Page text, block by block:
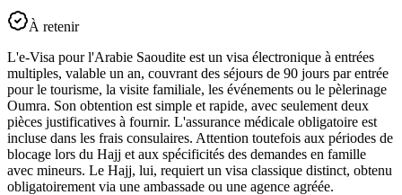
À retenir
L'e-Visa pour l'Arabie Saoudite est un visa électronique à entrées
multiples, valable un an, couvrant des séjours de 90 jours par entrée
pour le tourisme, la visite familiale, les événements ou le pèlerinage
Oumra. Son obtention est simple et rapide, avec seulement deux
pièces justificatives à fournir. L'assurance médicale obligatoire est
incluse dans les frais consulaires. Attention toutefois aux périodes de
blocage lors du Hajj et aux spécificités des demandes en famille
avec mineurs. Le Hajj, lui, requiert un visa classique distinct, obtenu
obligatoirement via une ambassade ou une agence agréée.